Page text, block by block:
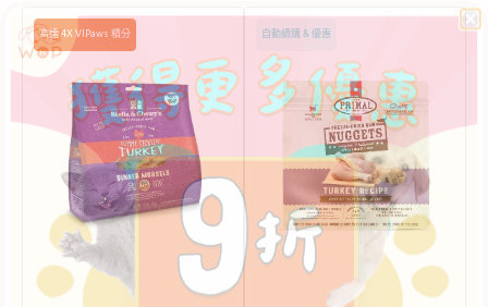
Dinner
Morsels
乾
雞
配
高達 4X VIPaws 積分
Nuggets
乾
小
塊
雞
肉
配
自動續購 & 優惠